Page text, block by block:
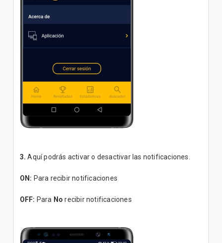
3. Aquí podrás activar o desactivar las notificaciones.
ON: Para recibir notificaciones
OFF: Para No recibir notificaciones